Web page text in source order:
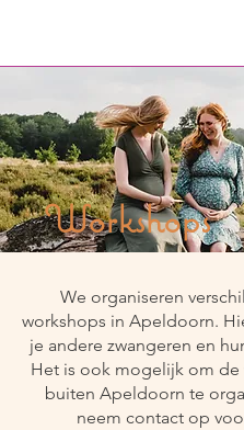
Workshops
We organiseren
workshops in Apeldoorn.
je andere zwangeren en
Het is ook mogelijk om de
buiten Apeldoorn te
neem contact op